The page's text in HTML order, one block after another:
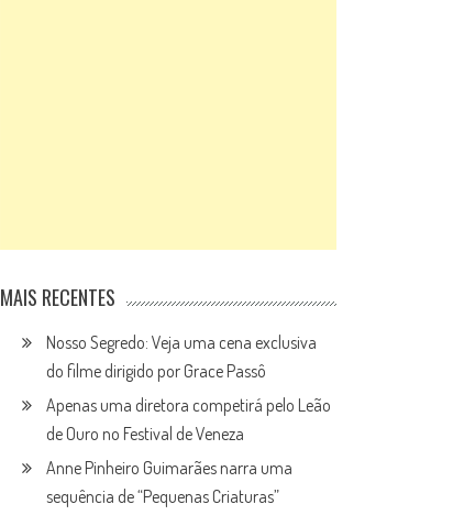
MAIS RECENTES
Nosso Segredo: Veja uma cena exclusiva
do filme dirigido por Grace Passô
Apenas uma diretora competirá pelo Leão
de Ouro no Festival de Veneza
Anne Pinheiro Guimarães narra uma
sequência de “Pequenas Criaturas”